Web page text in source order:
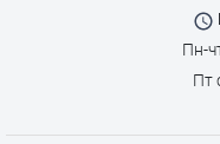
Пн-
Пт